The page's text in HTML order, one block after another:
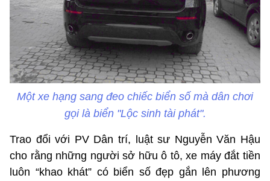
Một xe hạng sang đeo chiếc biển số mà dân chơi
gọi là biển "Lộc sinh tài phát".
Trao đổi với PV Dân trí, luật sư Nguyễn Văn Hậu
cho rằng những người sở hữu ô tô, xe máy đắt tiền
luôn “khao khát” có biển số đẹp gắn lên phương